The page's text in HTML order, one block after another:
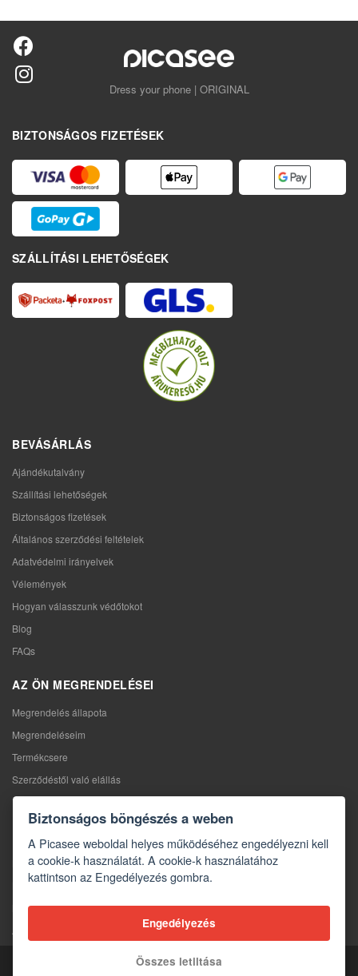
Dress your phone | ORIGINAL
BIZTONSÁGOS FIZETÉSEK
SZÁLLÍTÁSI LEHETŐSÉGEK
BEVÁSÁRLÁS
Ajándékutalvány
Szállítási lehetőségek
Biztonságos fizetések
Általános szerződési feltételek
Adatvédelmi irányelvek
Vélemények
Hogyan válasszunk védőtokot
Blog
FAQs
AZ ÖN MEGRENDELÉSEI
Megrendelés állapota
Megrendeléseim
Termékcsere
Szerződéstől való elállás
Reklamáció
Kapcsolat
Kapcsolatfelvételi űrlap
Nagykereskedelem
A média rólunk
Copyright © 2026 Picasee
Biztonságos böngészés a weben
A Picasee weboldal helyes működéséhez engedélyezni kell
a cookie-k használatát. A cookie-k használatához
kattintson az Engedélyezés gombra.
Engedélyezés
Összes letiltása